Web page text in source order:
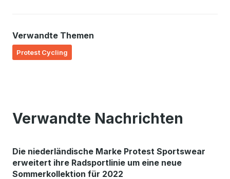
Verwandte Themen
Protest Cycling
Verwandte Nachrichten
Die niederländische Marke Protest Sportswear
erweitert ihre Radsportlinie um eine neue
Sommerkollektion für 2022